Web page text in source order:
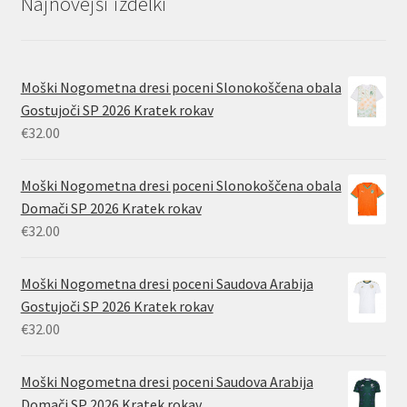
Moški Nogometna dresi poceni Slonokoščena obala
Gostujoči SP 2026 Kratek rokav
€32.00
Moški Nogometna dresi poceni Slonokoščena obala
Domači SP 2026 Kratek rokav
€32.00
Moški Nogometna dresi poceni Saudova Arabija
Gostujoči SP 2026 Kratek rokav
€32.00
Moški Nogometna dresi poceni Saudova Arabija